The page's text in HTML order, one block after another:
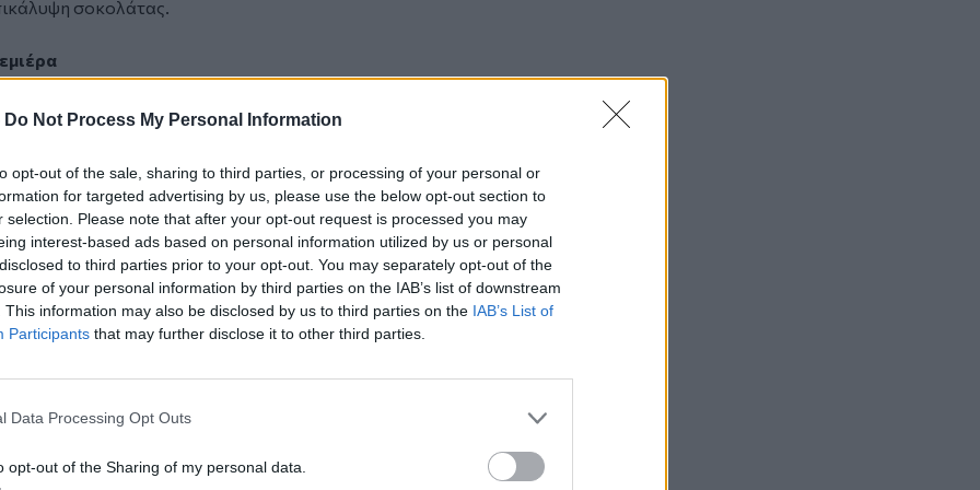
Do Not Process My Personal Information
opt-out of the sale, sharing to third parties, or processing of your personal or
for targeted advertising by us, please use the below opt-out section to
selection. Please note that after your opt-out request is processed you may
interest-based ads based on personal information utilized by us or personal
to third parties prior to your opt-out. You may separately opt-out of the
of your personal information by third parties on the IAB’s list of downstream
This information may also be disclosed by us to third parties on the IAB’s List of
Participants that may further disclose it to other third parties.
Data Processing Opt Outs
opt-out of the Sharing of my personal data.
σοκολάτας.
στις 18 Δεκεμβρίου θα
με 13 διαφορετικές κατηγορίες
αλυσίδες και καταστήματα με
περιλαμβάνονται επιτραπέζια
βρεφικά παιχνίδια, φιγούρες
και τηλεκατευθυνόμενα, ηλεκτρονικά
παιδικές μπασκέτες και τέρματα),
και στο «καλάθι του Άη Βασίλη», οι
ανάμεσα από μια ευρεία
Φρόνιμο όμως είναι οι
της αρεσκείας τους να κάνουν έρευνα
όσο το δυνατόν πιο συμφέρουσες
09:46
Ρέθυμνο: Μήνυμα αισιοδοξίας από τον